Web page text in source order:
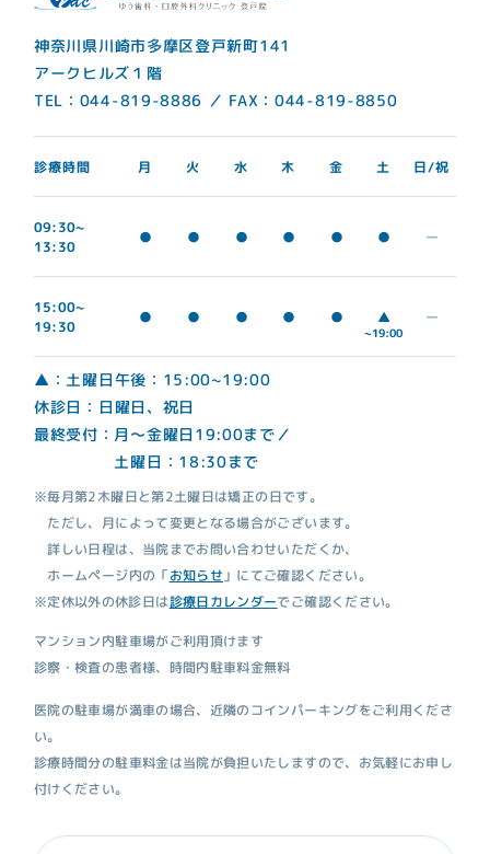
神奈川県川崎市多摩区登戸新町141
アークヒルズ１階
TEL：044-819-8886 ／ FAX：044-819-8850
診療時間 月 火 水 木 金 土 日/祝
09:30~
13:30
● ● ● ● ● ● ー
15:00~
19:30
● ● ● ● ● ▲
~19:00
ー
▲：土曜日午後：15:00~19:00
休診日：日曜日、祝日
最終受付：月～金曜日19:00まで／
土曜日：18:30まで
※毎月第2木曜日と第2土曜日は矯正の日です。
ただし、月によって変更となる場合がございます。
詳しい日程は、当院までお問い合わせいただくか、
ホームページ内の「お知らせ 」にてご確認ください。
※定休以外の休診日は診療日カレンダーでご確認ください。
マンション内駐車場がご利用頂けます
診察・検査の患者様、時間内駐車料金無料
医院の駐車場が満車の場合、近隣のコインパーキングをご利用くださ
い。
診療時間分の駐車料金は当院が負担いたしますので、お気軽にお申し
付けください。